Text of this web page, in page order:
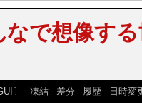
なで想像す
〕 凍結| 差分 履歴| 日時変